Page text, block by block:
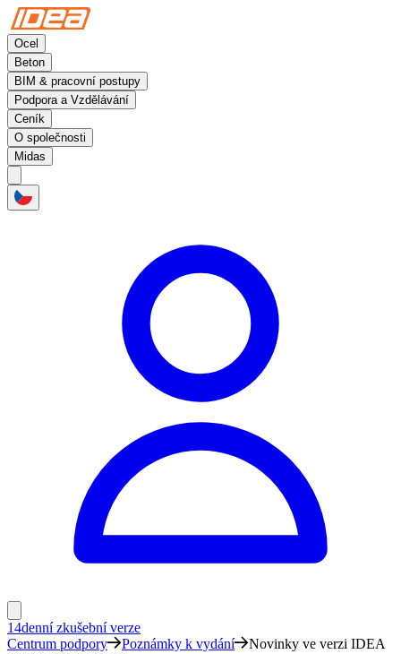
Ocel
Beton
BIM & pracovní postupy
Podpora a Vzdělávání
Ceník
O společnosti
Midas
14denní zkušební verze
Centrum podpory
Poznámky k vydání
Novinky ve verzi IDEA